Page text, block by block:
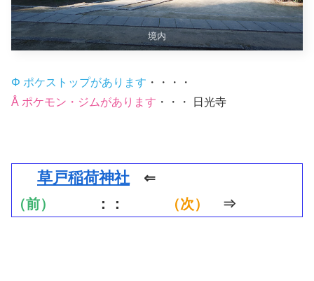
境内
Φ ポケストップがあります ・・・・
Å ポケモン・ジムがあります ・・・ 日光寺
草戸稲荷神社 ⇐
（前）
：： （次） ⇒